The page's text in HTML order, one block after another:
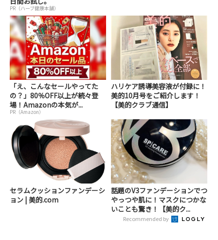
PR（ハーブ健康本舗）
「え、こんなセールやってた
の？」80％OFF以上が続々登
場！Amazonの本気が...
PR（Amazon）
ハリケア誘導美容液が付録に！
美的10月号をご紹介します！
【美的クラブ通信】
セラムクッションファンデーシ
ョン | 美的.com
話題のV3ファンデーションでつ
やっつや肌に！マスクにつかな
いことも驚き！【美的ク...
Recommended by